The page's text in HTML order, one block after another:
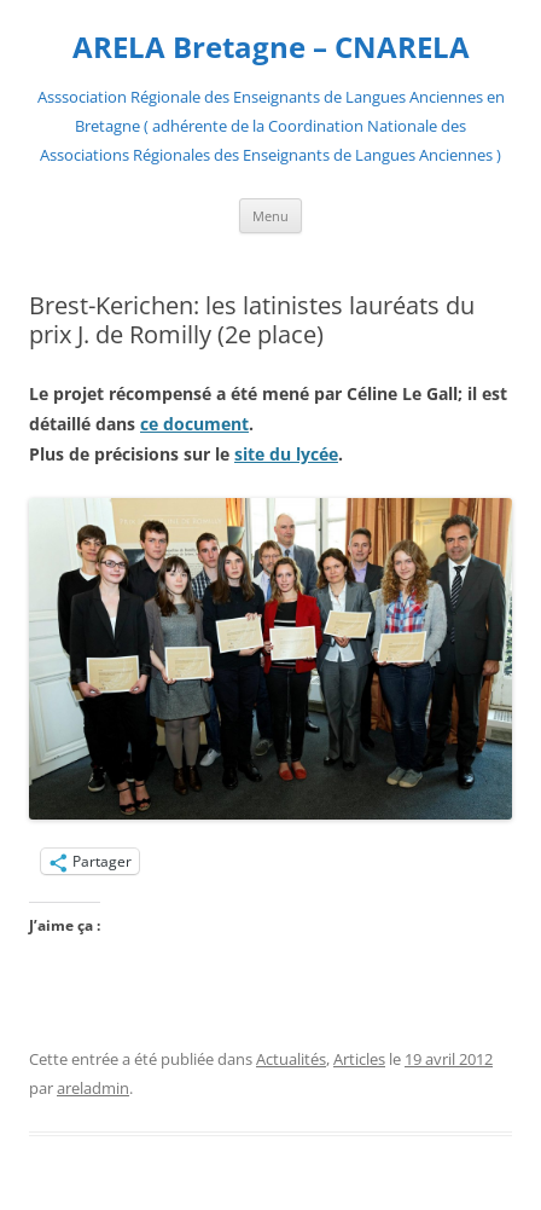
contenuARELA Bretagne – CNARELA
Asssociation Régionale des Enseignants de Langues Anciennes en
Bretagne ( adhérente de la Coordination Nationale des
Associations Régionales des Enseignants de Langues Anciennes )
Menu
Brest-Kerichen: les latinistes lauréats du
prix J. de Romilly (2e place)
Le projet récompensé a été mené par Céline Le Gall; il est
détaillé dans ce document.
Plus de précisions sur le site du lycée.
Partager
J’aime ça :
Cette entrée a été publiée dansActualités,Articles le 19 avril 2012
parareladmin.